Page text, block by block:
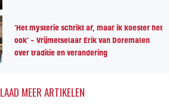
‘Het mysterie schrikt af, maar ik koester het
ook’ – Vrijmetselaar Erik van Doremalen
over traditie en verandering
LAAD MEER ARTIKELEN